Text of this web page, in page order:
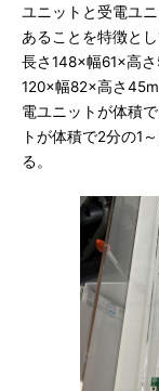
ユニットと受電ユ
あることを特徴と
長さ148×幅61×高
120×幅82×高さ
電ユニットが体積
トが体積で2分の1
る。